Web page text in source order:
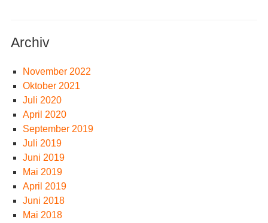
Archiv
November 2022
Oktober 2021
Juli 2020
April 2020
September 2019
Juli 2019
Juni 2019
Mai 2019
April 2019
Juni 2018
Mai 2018